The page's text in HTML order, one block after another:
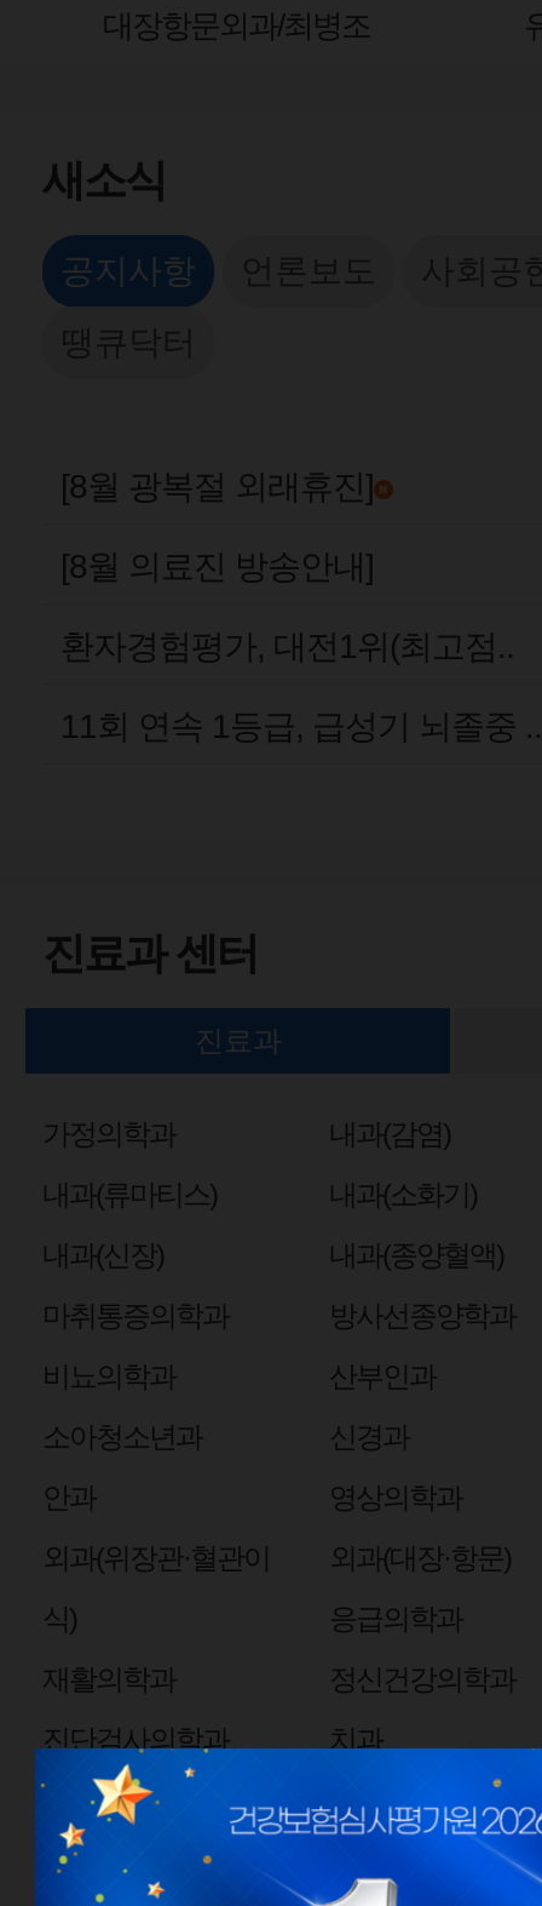
대장항문외과/최병조
유방
새소식
공지사항
[8월 광복절 외래휴진]
[8월 의료진 방송안내]
환자경험평가, 대전1위(최고점..
11회 연속 1등급, 급성기 뇌졸중 ..
진료과 센터
진료과
가정의학과
내과(감염)
내과(류마티스)
내과(소화기)
내과(신장)
내과(종양혈액)
마취통증의학과
방사선종양학과
비뇨의학과
산부인과
소아청소년과
신경과
안과
영상의학과
외과(위장관·혈관이
식)
외과(대장·항문)
응급의학과
재활의학과
정신건강의학과
진단검사의학과
치과
핵의학과
심장혈관흉부외과